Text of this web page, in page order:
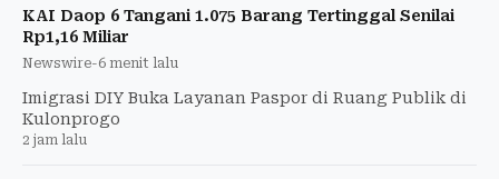
KAI Daop 6 Tangani 1.075 Barang Tertinggal Senilai
Rp1,16 Miliar
Newswire-6 menit lalu
Imigrasi DIY Buka Layanan Paspor di Ruang Publik di
Kulonprogo
2 jam lalu